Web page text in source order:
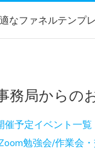
なファネルテンプ
務局からの
催予定イベント一覧
勉強会/作業会